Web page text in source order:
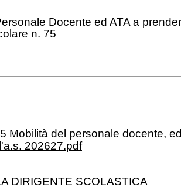
Docente ed ATA a
n. 75
Mobilità del personale docente,
202627.pdf
DIRIGENTE SCOLASTICA